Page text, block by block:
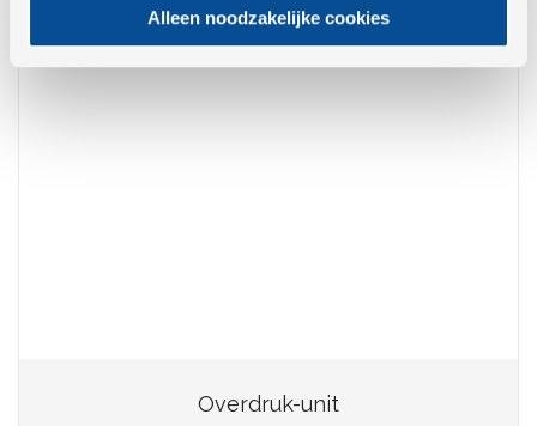
Alleen noodzakelijke cookies
Overdruk-unit